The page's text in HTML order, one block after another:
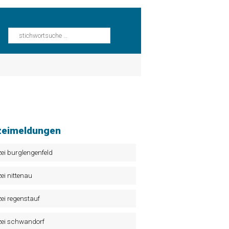
burglengenfeld
nittenau
regenstauf
schwandorf